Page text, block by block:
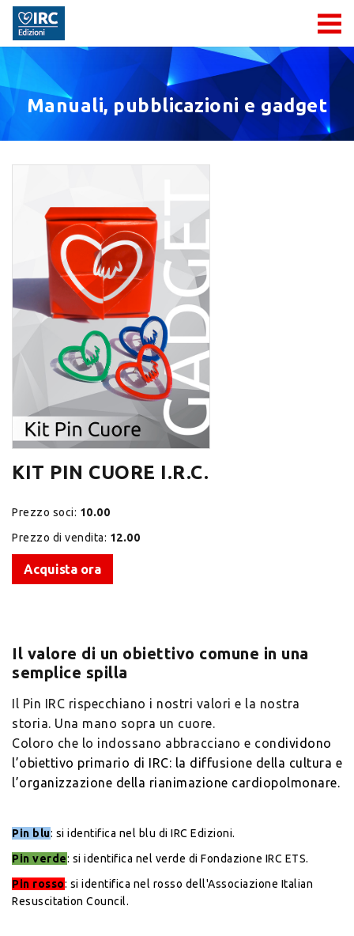
Manuali, pubblicazioni e gadget
KIT PIN CUORE I.R.C.
Prezzo soci: 10.00
Prezzo di vendita: 12.00
Acquista ora
Il valore di un obiettivo comune in una
semplice spilla
Il Pin IRC rispecchiano i nostri valori e la nostra
storia. Una mano sopra un cuore.
Coloro che lo indossano abbracciano e condividono
l’obiettivo primario di IRC: la diffusione della cultura e
l’organizzazione della rianimazione cardiopolmonare.
Pin blu: si identifica nel blu di IRC Edizioni.
Pin verde: si identifica nel verde di Fondazione IRC ETS.
Pin rosso: si identifica nel rosso dell'Associazione Italian
Resuscitation Council.